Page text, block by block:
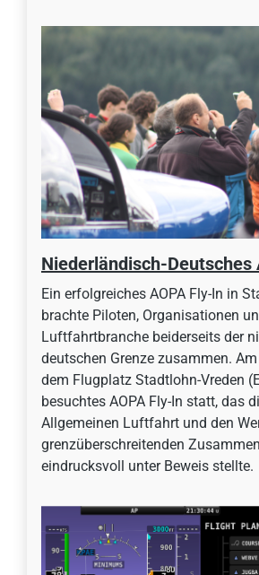
Niederländisch-Deutsches
Ein erfolgreiches AOPA Fly-In in
brachte Piloten, Organisationen
Luftfahrtbranche beiderseits der
deutschen Grenze zusammen.
dem Flugplatz Stadtlohn-Vreden
besuchtes AOPA Fly-In statt, das
Allgemeinen Luftfahrt und den
grenzüberschreitenden
eindrucksvoll unter Beweis stellte.